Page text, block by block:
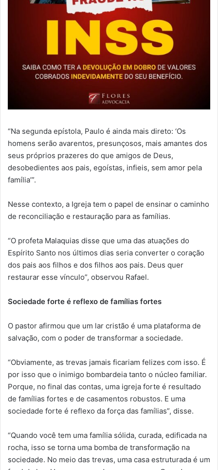
“Na segunda epístola, Paulo é ainda mais direto: ‘Os
homens serão avarentos, presunçosos, mais amantes dos
seus próprios prazeres do que amigos de Deus,
desobedientes aos pais, egoístas, infieis, sem amor pela
família’”.
Nesse contexto, a Igreja tem o papel de ensinar o caminho
de reconciliação e restauração para as famílias.
“O profeta Malaquias disse que uma das atuações do
Espírito Santo nos últimos dias seria converter o coração
dos pais aos filhos e dos filhos aos pais. Deus quer
restaurar esse vínculo”, observou Rafael.
Sociedade forte é reflexo de famílias fortes
O pastor afirmou que um lar cristão é uma plataforma de
salvação, com o poder de transformar a sociedade.
“Obviamente, as trevas jamais ficariam felizes com isso. É
por isso que o inimigo bombardeia tanto o núcleo familiar.
Porque, no final das contas, uma igreja forte é resultado
de famílias fortes e de casamentos robustos. E uma
sociedade forte é reflexo da força das famílias”, disse.
“Quando você tem uma família sólida, curada, edificada na
rocha, isso se torna uma bomba de transformação na
sociedade. No meio das trevas, uma casa estruturada é um